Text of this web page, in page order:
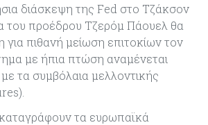
διάσκεψη της Fed στο Τζάκσον
του προέδρου Τζερόμ Πάουελ θα
για πιθανή μείωση επιτοκίων τον
με ήπια πτώση αναμένεται
τα συμβόλαια μελλοντικής
τα ευρωπαϊκά